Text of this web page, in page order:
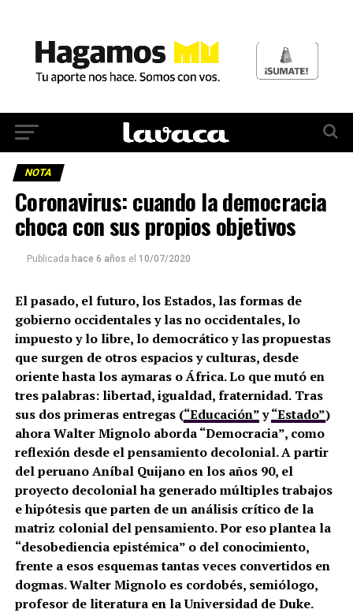
NOTA
Coronavirus: cuando la democracia
choca con sus propios objetivos
Publicada hace 6 años el 10/07/2020
El pasado, el futuro, los Estados, las formas de
gobierno occidentales y las no occidentales, lo
impuesto y lo libre, lo democrático y las propuestas
que surgen de otros espacios y culturas, desde
oriente hasta los aymaras o África. Lo que mutó en
tres palabras: libertad, igualdad, fraternidad. Tras
sus dos primeras entregas (“Educación”y“Estado”)
ahora Walter Mignolo aborda “Democracia”, como
reflexión desde el pensamiento decolonial. A partir
del peruano Aníbal Quijano en los años 90, el
proyecto decolonial ha generado múltiples trabajos
e hipótesis que parten de un análisis crítico de la
matriz colonial del pensamiento. Por eso plantea la
“desobediencia epistémica” o del conocimiento,
frente a esos esquemas tantas veces convertidos en
dogmas. Walter Mignolo es cordobés, semiólogo,
profesor de literatura en la Universidad de Duke.